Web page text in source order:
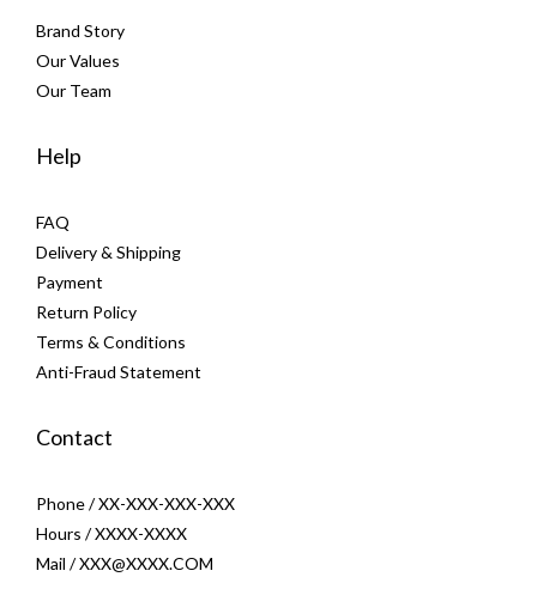
Brand Story
Our Values
Our Team
Help
FAQ
Delivery & Shipping
Payment
Return Policy
Terms & Conditions
Anti-Fraud Statement
Contact
Phone / XX-XXX-XXX-XXX
Hours / XXXX-XXXX
Mail / XXX@XXXX.COM